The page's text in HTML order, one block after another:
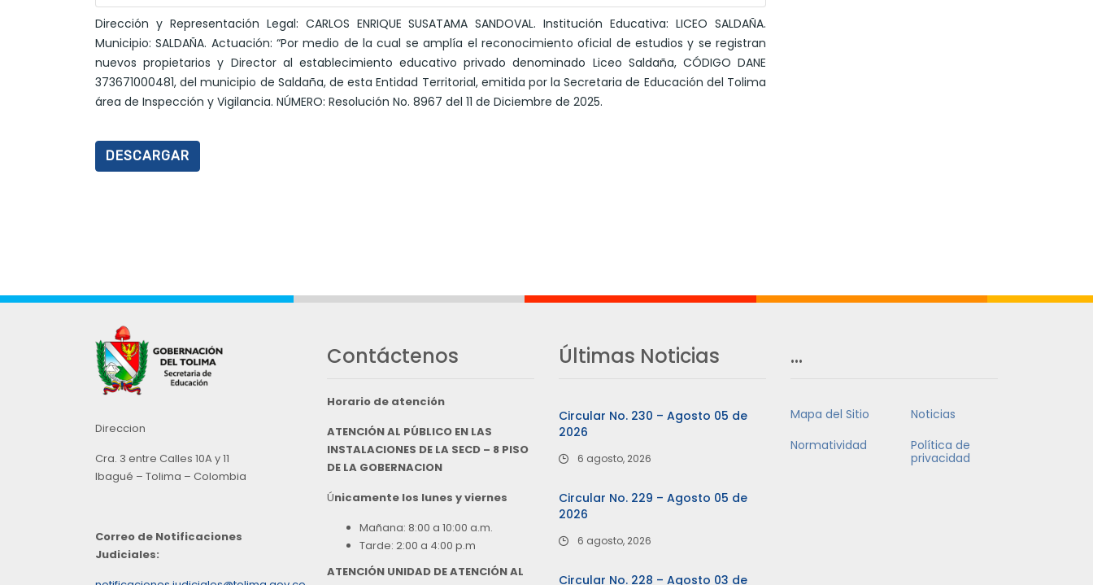
Dirección y Representación Legal: CARLOS ENRIQUE SUSATAMA SANDOVAL. Institución Educativa: LICEO SALDAÑA.
Municipio: SALDAÑA. Actuación: “Por medio de la cual se amplía el reconocimiento oficial de estudios y se registran
nuevos propietarios y Director al establecimiento educativo privado denominado Liceo Saldaña, CÓDIGO DANE
373671000481, del municipio de Saldaña, de esta Entidad Territorial, emitida por la Secretaria de Educación del Tolima
área de Inspección y Vigilancia. NÚMERO: Resolución No. 8967 del 11 de Diciembre de 2025.
DESCARGAR
Direccion
Cra. 3 entre Calles 10A y 11
Ibagué – Tolima – Colombia
Correo de Notificaciones
Judiciales:
Contáctenos
Horario de atención
ATENCIÓN AL PÚBLICO EN LAS
INSTALACIONES DE LA SECD – 8 PISO
DE LA GOBERNACION
Únicamente los lunes y viernes
Mañana: 8:00 a 10:00 a.m.
Tarde: 2:00 a 4:00 p.m
ATENCIÓN UNIDAD DE ATENCIÓN AL
Últimas Noticias
Circular No. 230 – Agosto 05 de
2026
6 agosto, 2026
Circular No. 229 – Agosto 05 de
2026
6 agosto, 2026
Circular No. 228 – Agosto 03 de
…
Mapa del Sitio
Noticias
Normatividad
Política de
privacidad